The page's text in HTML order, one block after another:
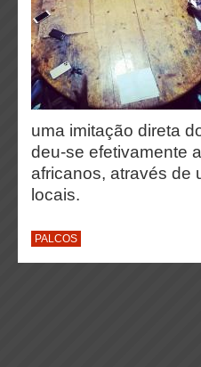
uma imitação direta
deu-se efetivamente
africanos, através de
locais.
PALCOS